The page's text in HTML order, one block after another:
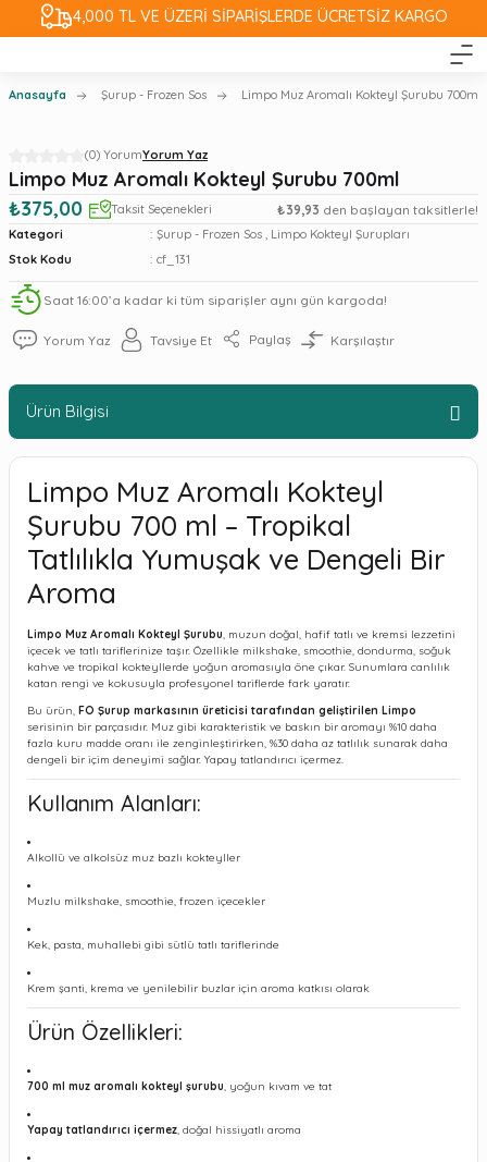
4,000 TL VE ÜZERİ SİPARİŞLERDE ÜCRETSİZ KARGO
Anasayfa Şurup - Frozen Sos Limpo Muz Aromalı Kokteyl Şurubu 700ml
(0) YorumYorum Yaz
Limpo Muz Aromalı Kokteyl Şurubu 700ml
₺375,00
Taksit Seçenekleri ₺39,93 den başlayan taksitlerle!
Kategori Şurup - Frozen Sos , Limpo Kokteyl Şurupları
Stok Kodu
cf_131
Saat 16:00’a kadar ki tüm siparişler aynı gün kargoda!
Yorum Yaz Tavsiye Et Paylaş Karşılaştır
Ürün Bilgisi
Limpo Muz Aromalı Kokteyl
Şurubu 700 ml – Tropikal
Tatlılıkla Yumuşak ve Dengeli Bir
Aroma
Limpo Muz Aromalı Kokteyl Şurubu, muzun doğal, hafif tatlı ve kremsi lezzetini
içecek ve tatlı tariflerinize taşır. Özellikle milkshake, smoothie, dondurma, soğuk
kahve ve tropikal kokteyllerde yoğun aromasıyla öne çıkar. Sunumlara canlılık
katan rengi ve kokusuyla profesyonel tariflerde fark yaratır.
Bu ürün, FO Şurup markasının üreticisi tarafından geliştirilen Limpo
serisinin bir parçasıdır. Muz gibi karakteristik ve baskın bir aromayı %10 daha
fazla kuru madde oranı ile zenginleştirirken, %30 daha az tatlılık sunarak daha
dengeli bir içim deneyimi sağlar. Yapay tatlandırıcı içermez.
Kullanım Alanları:
Alkollü ve alkolsüz muz bazlı kokteyller
Muzlu milkshake, smoothie, frozen içecekler
Kek, pasta, muhallebi gibi sütlü tatlı tariflerinde
Krem şanti, krema ve yenilebilir buzlar için aroma katkısı olarak
Ürün Özellikleri:
700 ml muz aromalı kokteyl şurubu, yoğun kıvam ve tat
Yapay tatlandırıcı içermez, doğal hissiyatlı aroma